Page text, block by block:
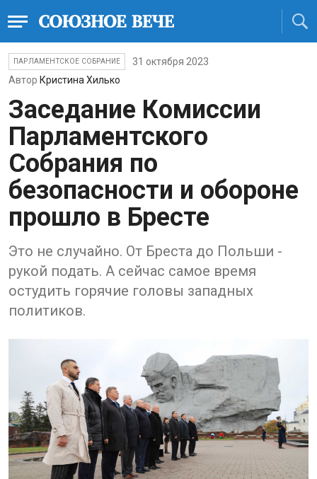
ПАРЛАМЕНТСКОЕ СОБРАНИЕ
31 октября 2023
Автор Кристина Хилько
Заседание Комиссии
Парламентского
Собрания по
безопасности и обороне
прошло в Бресте
Это не случайно. От Бреста до Польши -
рукой подать. А сейчас самое время
остудить горячие головы западных
политиков.